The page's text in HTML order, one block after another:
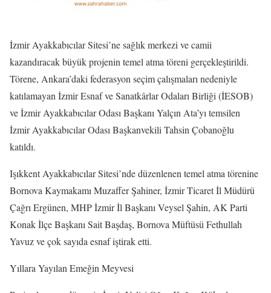
İzmir Ayakkabıcılar Sitesi’ne sağlık merkezi ve camii
kazandıracak büyük projenin temel atma töreni gerçekleştirildi.
Törene, Ankara’daki federasyon seçim çalışmaları nedeniyle
katılamayan İzmir Esnaf ve Sanatkârlar Odaları Birliği (İESOB)
ve İzmir Ayakkabıcılar Odası Başkanı Yalçın Ata’yı temsilen
İzmir Ayakkabıcılar Odası Başkanvekili Tahsin Çobanoğlu
katıldı.
Işıkkent Ayakkabıcılar Sitesi’nde düzenlenen temel atma törenine
Bornova Kaymakamı Muzaffer Şahiner, İzmir Ticaret İl Müdürü
Çağrı Ergünen, MHP İzmir İl Başkanı Veysel Şahin, AK Parti
Konak İlçe Başkanı Sait Başdaş, Bornova Müftüsü Fethullah
Yavuz ve çok sayıda esnaf iştirak etti.
Yıllara Yayılan Emeğin Meyvesi